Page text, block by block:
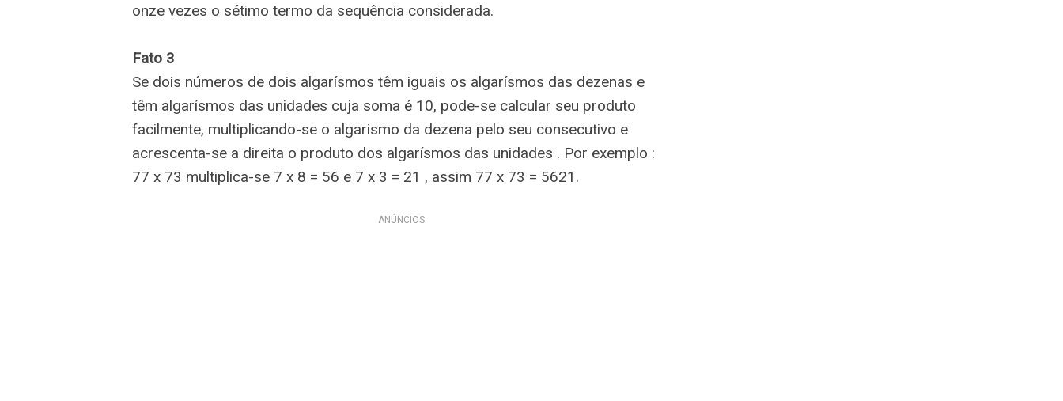
onze vezes o sétimo termo da sequência considerada.
Fato 3
Se dois números de dois algarísmos têm iguais os algarísmos das dezenas e
têm algarísmos das unidades cuja soma é 10, pode-se calcular seu produto
facilmente, multiplicando-se o algarismo da dezena pelo seu consecutivo e
acrescenta-se a direita o produto dos algarísmos das unidades . Por exemplo :
77 x 73 multiplica-se 7 x 8 = 56 e 7 x 3 = 21 , assim 77 x 73 = 5621.
ANÚNCIOS